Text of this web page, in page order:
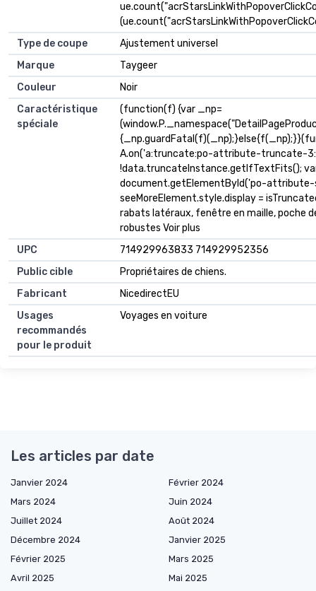
Type de coupe
Ajustement universel
Marque
Taygeer
Couleur
Noir
Caractéristique
spéciale
(function(f) {var _np=
A.on('a:truncate:po-attribute-truncate-
!data.truncateInstance.getIfTextFits();
document.getElementById('po-
seeMoreElement.style.display =
rabats latéraux, fenêtre en maille, poche
robustes Voir plus
UPC
714929963833 714929952356
Public cible
Propriétaires de chiens.
Fabricant
NicedirectEU
Usages
recommandés
pour le produit
Voyages en voiture
Les articles par date
Janvier 2024
Février 2024
Mars 2024
Juin 2024
Juillet 2024
Août 2024
Décembre 2024
Janvier 2025
Février 2025
Mars 2025
Avril 2025
Mai 2025